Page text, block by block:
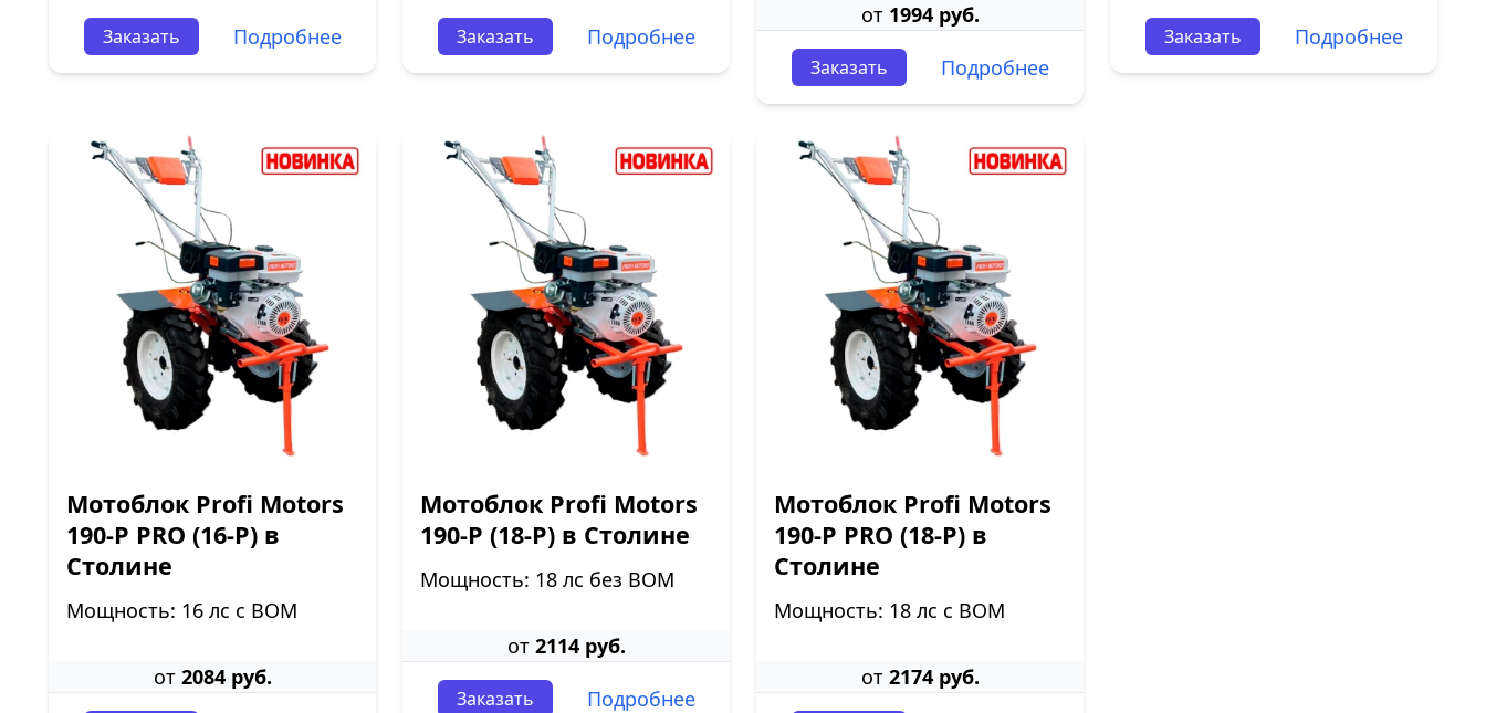
Заказать Подробнее Заказать Подробнее
от 1994 руб.
Заказать Подробнее
Заказать Подробнее
Мотоблок Profi Motors
190-P PRO (16-P) в
Столине
Мощность: 16 лс с ВОМ
от 2084 руб.
Мотоблок Profi Motors
190-P (18-P) в Столине
Мощность: 18 лс без ВОМ
от 2114 руб.
Заказать Подробнее
Мотоблок Profi Motors
190-P PRO (18-P) в
Столине
Мощность: 18 лс с ВОМ
от 2174 руб.